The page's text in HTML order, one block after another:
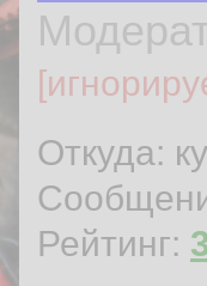
Откуда:
Рейтинг: